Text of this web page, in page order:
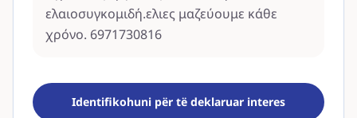
ελαιοσυγκομιδή.ελιες μαζεύουμε κάθε
χρόνο. 6971730816
Identifikohuni për të deklaruar interes